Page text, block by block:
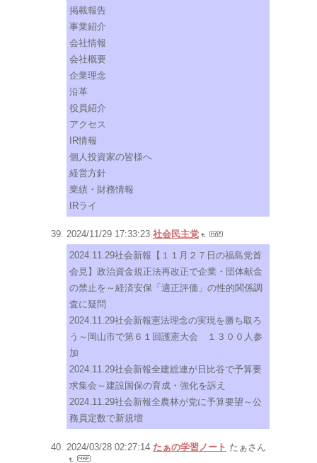
掲載報告
事業紹介
会社情報
会社概要
企業理念
沿革
役員紹介
アクセス
IR情報
個人投資家の皆様へ
経営方針
業績・財務情報
IRライ
2024/11/29 17:33:23 社会民主党
2024.11.29社会新報【１１月２７日の福島党首
会見】政治資金規正法再改正で企業・団体献金
の禁止を～経済安保「適正評価」の性的関係調
査に疑問
2024.11.29社会新報憲法理念の実現を勝ち取ろ
う～岡山市で第６１回護憲大会 １３００人参
加
2024.11.29社会新報全建総連が日比谷で予算要
求集会～建設国保の育成・強化を訴え
2024.11.29社会新報全農林が党に予算要望～公
務員定数で新規増
2024/03/28 02:27:14 たぁの学習ノート たぁさん